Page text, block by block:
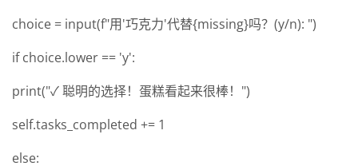
choice = input(f"用'巧克力'代替{missing}吗？(y/n): ")
if choice.lower == 'y':
print("✓ 聪明的选择！蛋糕看起来很棒！")
self.tasks_completed += 1
else: